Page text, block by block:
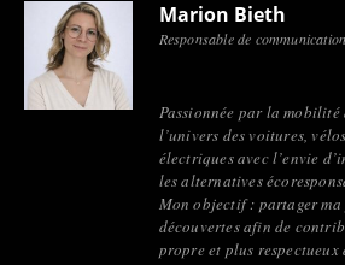
Marion Bieth
Responsable de
Passionnée par la
l’univers des voitures,
électriques avec l’envie
les alternatives
Mon objectif : partager ma
découvertes afin de
propre et plus respectueux